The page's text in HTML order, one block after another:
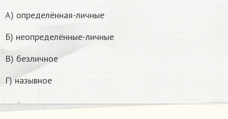
А) определённая-личные
Б) неопределённые-личные
В) безличное
Г) назывное